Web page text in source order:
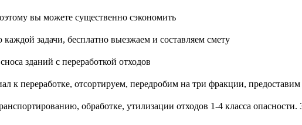
вы можете существенно сэкономить
задачи, бесплатно выезжаем и составляем смету
зданий с переработкой отходов
к переработке, отсортируем, передробим на три фракции,
обработке, утилизации отходов 1-4 класса